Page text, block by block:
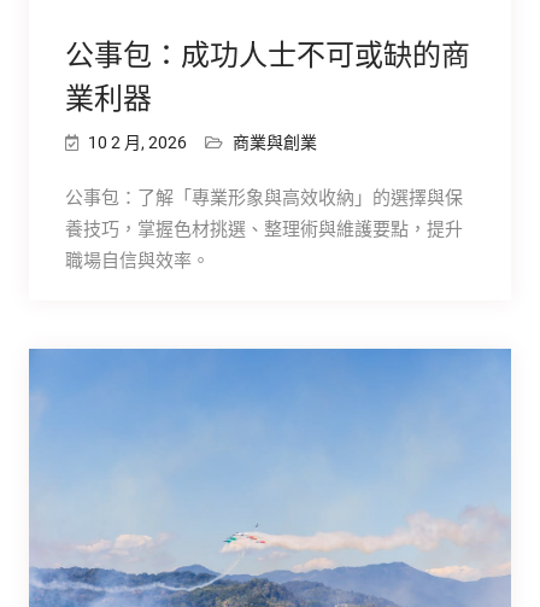
公事包：成功人士不可或缺的商
業利器
10 2 月, 2026 商業與創業
公事包：了解「專業形象與高效收納」的選擇與保
養技巧，掌握色材挑選、整理術與維護要點，提升
職場自信與效率。